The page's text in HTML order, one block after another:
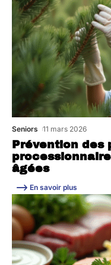
Prévention des
âgées
Seniors 11 mars 2026
En savoir plus